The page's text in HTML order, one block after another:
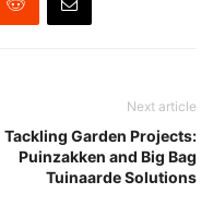
Next article
Tackling Garden Projects:
Puinzakken and Big Bag
Tuinaarde Solutions